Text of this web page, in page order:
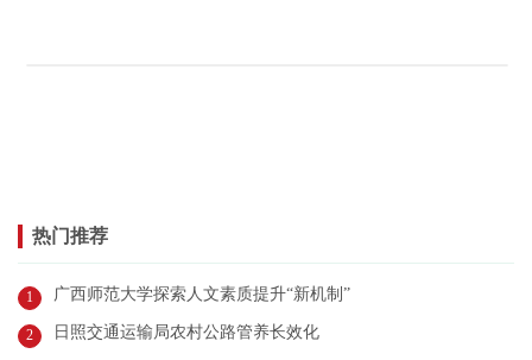
热门推荐
1 广西师范大学探索人文素质提升“新机制”
2 日照交通运输局农村公路管养长效化